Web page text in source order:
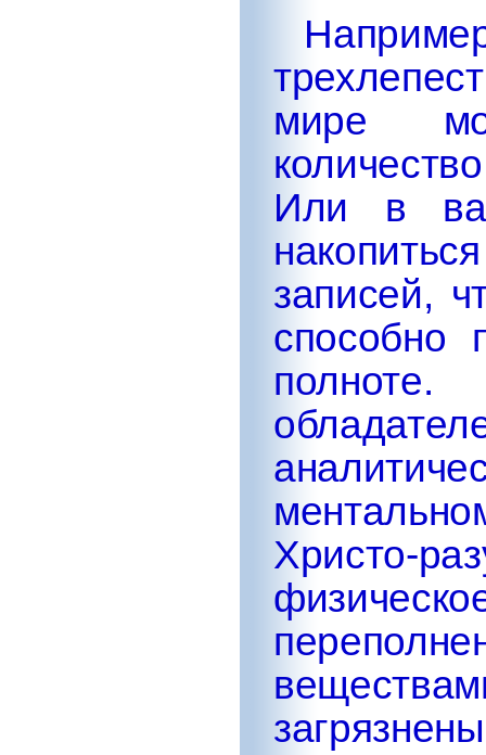
мире
Или в
записей,
способно